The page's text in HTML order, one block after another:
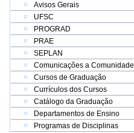
Avisos Gerais
UFSC
PROGRAD
PRAE
SEPLAN
Comunicações a Comunidade
Cursos de Graduação
Currículos dos Cursos
Catálogo da Graduação
Departamentos de Ensino
Programas de Disciplinas